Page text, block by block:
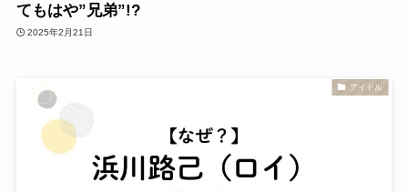
てもはや”兄弟”!?
2025年2月21日
アイドル